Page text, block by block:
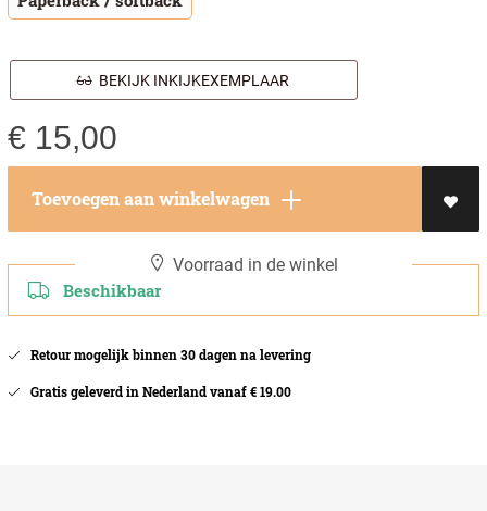
BEKIJK INKIJKEXEMPLAAR
€ 15,00
Toevoegen aan winkelwagen
Voorraad in de winkel
Beschikbaar
Retour mogelijk binnen 30 dagen na levering
Gratis geleverd in Nederland vanaf € 19.00